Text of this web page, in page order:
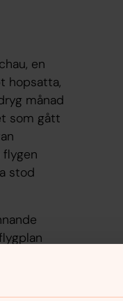
en
hopsatta,
månad
som gått
stod
men
i
ägare av